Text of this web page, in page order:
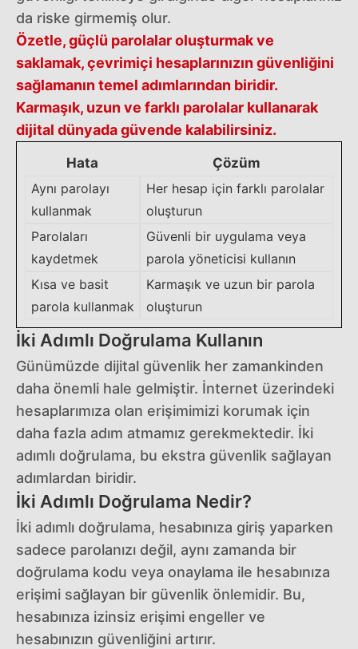
da riske girmemiş olur.
Özetle, güçlü parolalar oluşturmak ve
saklamak, çevrimiçi hesaplarınızın güvenliğini
sağlamanın temel adımlarından biridir.
Karmaşık, uzun ve farklı parolalar kullanarak
dijital dünyada güvende kalabilirsiniz.
Hata
Çözüm
Aynı parolayı
kullanmak
Her hesap için farklı parolalar
oluşturun
Parolaları
kaydetmek
Güvenli bir uygulama veya
parola yöneticisi kullanın
Kısa ve basit
parola kullanmak
Karmaşık ve uzun bir parola
oluşturun
İki Adımlı Doğrulama Kullanın
Günümüzde dijital güvenlik her zamankinden
daha önemli hale gelmiştir. İnternet üzerindeki
hesaplarımıza olan erişimimizi korumak için
daha fazla adım atmamız gerekmektedir. İki
adımlı doğrulama, bu ekstra güvenlik sağlayan
adımlardan biridir.
İki Adımlı Doğrulama Nedir?
İki adımlı doğrulama, hesabınıza giriş yaparken
sadece parolanızı değil, aynı zamanda bir
doğrulama kodu veya onaylama ile hesabınıza
erişimi sağlayan bir güvenlik önlemidir. Bu,
hesabınıza izinsiz erişimi engeller ve
hesabınızın güvenliğini artırır.